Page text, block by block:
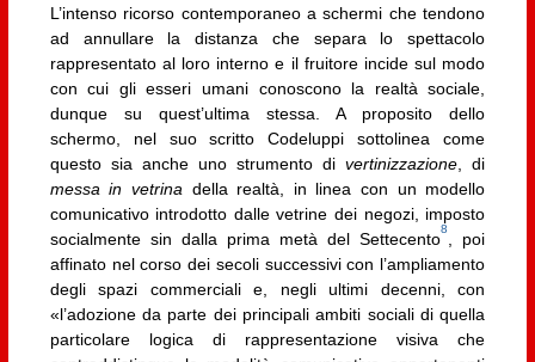
L’intenso ricorso contemporaneo a schermi che tendono
ad annullare la distanza che separa lo spettacolo
rappresentato al loro interno e il fruitore incide sul modo
con cui gli esseri umani conoscono la realtà sociale,
dunque su quest’ultima stessa. A proposito dello
schermo, nel suo scritto Codeluppi sottolinea come
questo sia anche uno strumento divertinizzazione , di
messa in vetrina della realtà, in linea con un modello
comunicativo introdotto dalle vetrine dei negozi, imposto
socialmente sin dalla prima metà del Settecento
8
, poi
affinato nel corso dei secoli successivi con l’ampliamento
degli spazi commerciali e, negli ultimi decenni, con
«l’adozione da parte dei principali ambiti sociali di quella
particolare logica di rappresentazione visiva che